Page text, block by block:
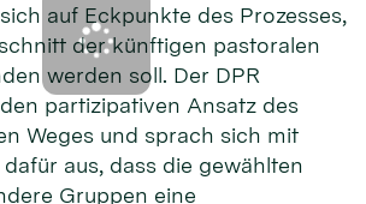
auf Eckpunkte des Prozesses,
der künftigen pastoralen
werden soll. Der DPR
partizipativen Ansatz des
Weges und sprach sich mit
aus, dass die gewählten
Gruppen eine